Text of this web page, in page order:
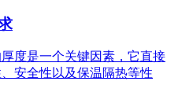
度是一个关键因素，它直接
安全性以及保温隔热等性